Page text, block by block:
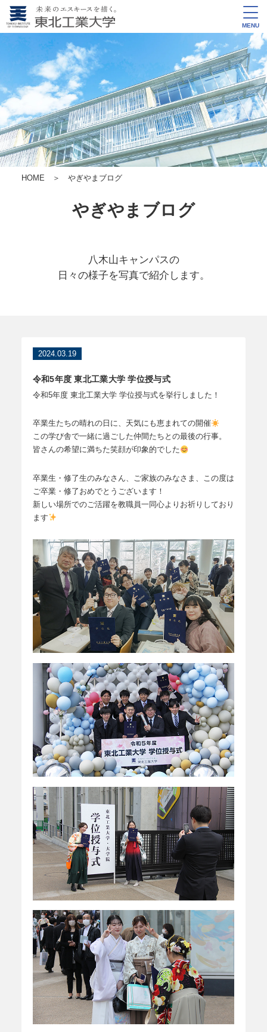
MENU
HOME ＞ やぎやまブログ
やぎやまブログ
八木山キャンパスの
日々の様子を写真で紹介します。
2024.03.19
令和5年度 東北工業大学 学位授与式
令和5年度 東北工業大学 学位授与式を挙行しました！
卒業生たちの晴れの日に、天気にも恵まれての開催
この学び舎で一緒に過ごした仲間たちとの最後の行事。
皆さんの希望に満ちた笑顔が印象的でした
卒業生・修了生のみなさん、ご家族のみなさま、この度は
ご卒業・修了おめでとうございます！
新しい場所でのご活躍を教職員一同心よりお祈りしており
ます